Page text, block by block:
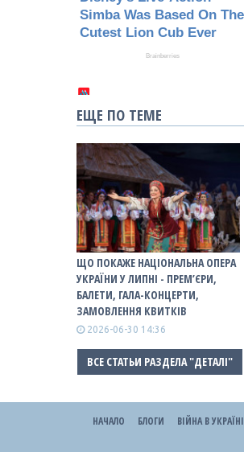
ЕЩЕ ПО ТЕМЕ
ЩО ПОКАЖЕ НАЦІОНАЛЬНА ОПЕРА
УКРАЇНИ У ЛИПНІ - ПРЕМ’ЄРИ,
БАЛЕТИ, ГАЛА-КОНЦЕРТИ,
ЗАМОВЛЕННЯ КВИТКІВ
2026-06-30 14:36
ВСЕ СТАТЬИ РАЗДЕЛА "ДЕТАЛІ"
НАЧАЛО БЛОГИ ВІЙНА В УКРАЇНІ